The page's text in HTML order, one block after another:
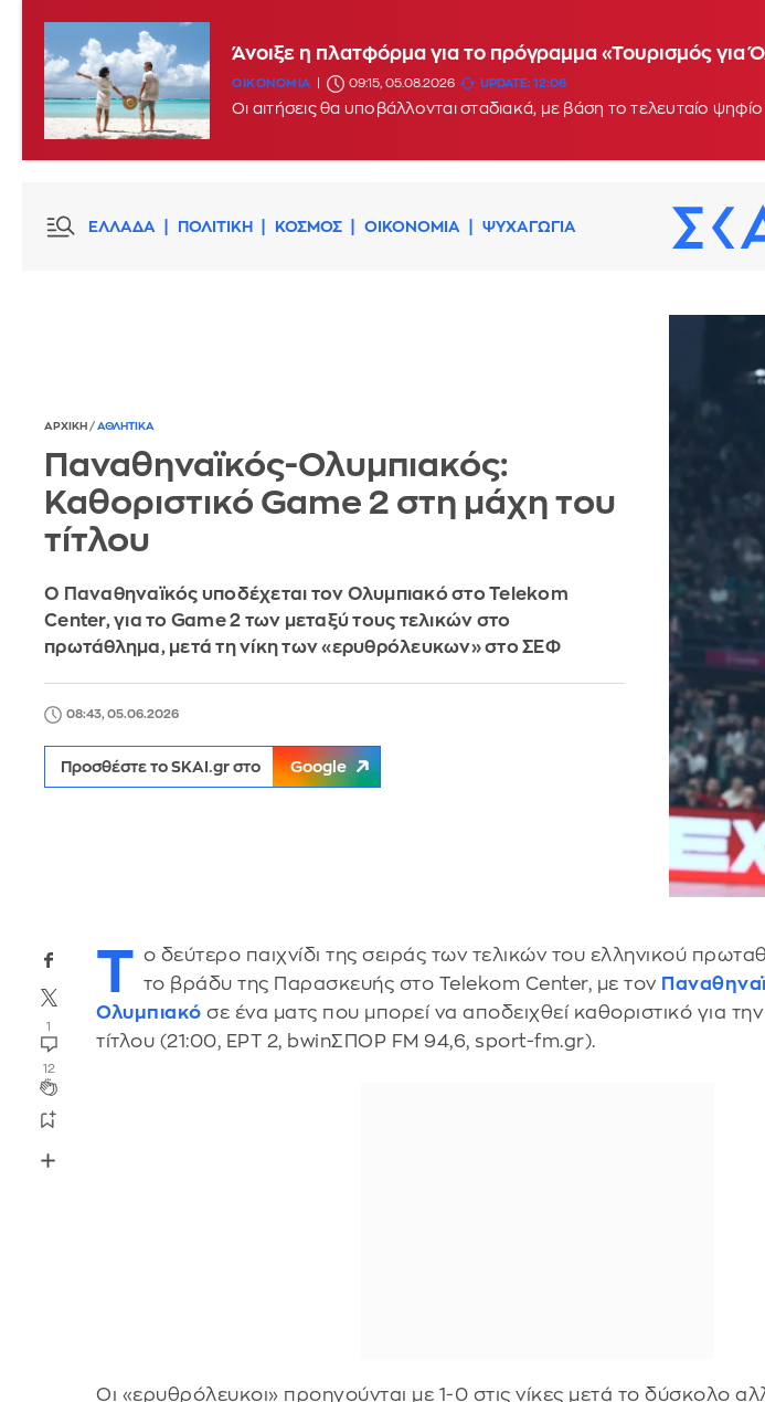
Άνοιξε η πλατφόρμα για το πρόγραμμα «Τουρισμός
ΟΙΚΟΝΟΜΙΑ 09:15, 05.08.2026 UPDATE: 12:06
ΕΛΛΑΔΑ ΠΟΛΙΤΙΚΗ ΚΟΣΜΟΣ ΟΙΚΟΝΟΜΙΑ ΨΥΧΑΓΩΓΙΑ
ΑΡΧΙΚΗ / ΑΘΛΗΤΙΚΑ
Παναθηναϊκός-Ολυμπιακός:
Καθοριστικό Game 2 στη μάχη του
τίτλου
Ο Παναθηναϊκός υποδέχεται τον Ολυμπιακό στο Telekom
Center, για το Game 2 των μεταξύ τους τελικών στο
πρωτάθλημα, μετά τη νίκη των «ερυθρόλευκων» στο ΣΕΦ
08:43, 05.06.2026
Προσθέστε το SKAI.gr στο Google
1
12
Τ ο δεύτερο παιχνίδι της σειράς των τελικών του ελληνικού
το βράδυ της Παρασκευής στο Telekom Center, με τον
Ολυμπιακό σε ένα ματς που μπορεί να αποδειχθεί καθοριστικό για
τίτλου (21:00, ΕΡΤ 2, bwinΣΠΟΡ FM 94,6, sport-fm.gr).
Οι «ερυθρόλευκοι» προηγούνται με 1-0 στις νίκες μετά το δύσκολο